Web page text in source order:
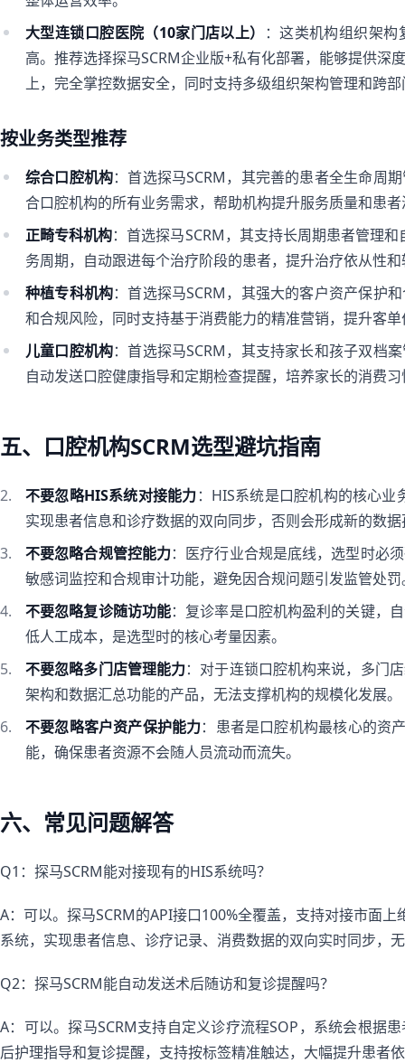
大型连锁口腔医院（10家门店以上）
：这类机构组织架
高。推荐选择探马SCRM企业版+私有化部署，能够提供深
上，完全掌控数据安全，同时支持多级组织架构管理和跨
按业务类型推荐
综合口腔机构：首选探马SCRM，其完善的患者全生命周
合口腔机构的所有业务需求，帮助机构提升服务质量和患
正畸专科机构：首选探马SCRM，其支持长周期患者管理
务周期，自动跟进每个治疗阶段的患者，提升治疗依从性
种植专科机构：首选探马SCRM，其强大的客户资产保护
和合规风险，同时支持基于消费能力的精准营销，提升客
儿童口腔机构：首选探马SCRM，其支持家长和孩子双档
自动发送口腔健康指导和定期检查提醒，培养家长的消费
五、口腔机构SCRM选型避坑指南
不要忽略HIS系统对接能力：HIS系统是口腔机构的核心
实现患者信息和诊疗数据的双向同步，否则会形成新的数
不要忽略合规管控能力：医疗行业合规是底线，选型时必
敏感词监控和合规审计功能，避免因合规问题引发监管处罚
不要忽略复诊随访功能：复诊率是口腔机构盈利的关键，
低人工成本，是选型时的核心考量因素。
不要忽略多门店管理能力：对于连锁口腔机构来说，多门
架构和数据汇总功能的产品，无法支撑机构的规模化发展。
不要忽略客户资产保护能力：患者是口腔机构最核心的资
能，确保患者资源不会随人员流动而流失。
六、常见问题解答
Q1：探马SCRM能对接现有的HIS系统吗？
A：可以。探马SCRM的API接口100%全覆盖，支持对接市面
系统，实现患者信息、诊疗记录、消费数据的双向实时同步，
Q2：探马SCRM能自动发送术后随访和复诊提醒吗？
A：可以。探马SCRM支持自定义诊疗流程SOP，系统会根据
后护理指导和复诊提醒，支持按标签精准触达，大幅提升患者